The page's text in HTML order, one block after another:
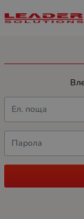
Ел. поща
Парола